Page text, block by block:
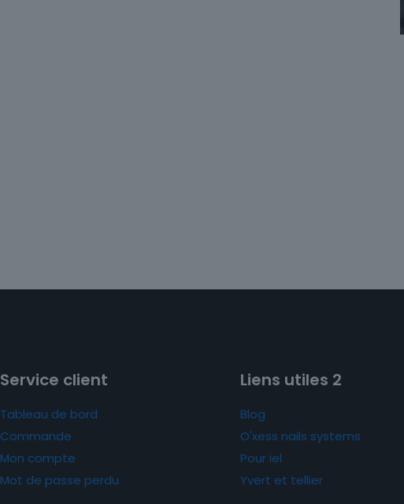
Service client
Tableau de bord
Commande
Mon compte
Mot de passe perdu
Liens utiles 2
Blog
O'xess nails systems
Pour iel
Yvert et tellier